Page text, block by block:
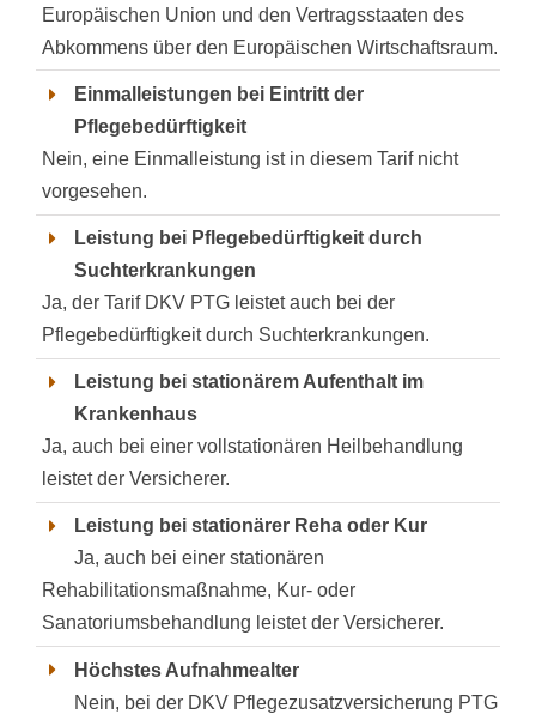
Europäischen Union und den Vertragsstaaten des
Abkommens über den Europäischen Wirtschaftsraum.
Einmalleistungen bei Eintritt der
Pflegebedürftigkeit
Nein, eine Einmalleistung ist in diesem Tarif nicht
vorgesehen.
Leistung bei Pflegebedürftigkeit durch
Suchterkrankungen
Ja, der Tarif DKV PTG leistet auch bei der
Pflegebedürftigkeit durch Suchterkrankungen.
Leistung bei stationärem Aufenthalt im
Krankenhaus
Ja, auch bei einer vollstationären Heilbehandlung
leistet der Versicherer.
Leistung bei stationärer Reha oder Kur
Ja, auch bei einer stationären
Rehabilitationsmaßnahme, Kur- oder
Sanatoriumsbehandlung leistet der Versicherer.
Höchstes Aufnahmealter
Nein, bei der DKV Pflegezusatzversicherung PTG